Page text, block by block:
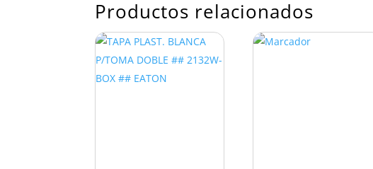
Productos relacionados